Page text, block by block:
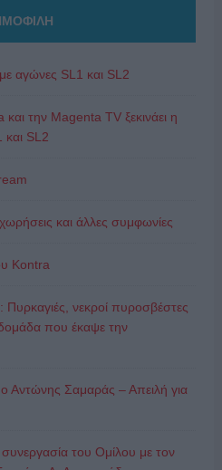
αγώνες SL1 και SL2
την Magenta TV ξεκινάει η
SL2
και άλλες συμφωνίες
Kontra
νεκροί πυροσβέστες
που έκαψε την
Σαμαράς – Απειλή για
του Ομίλου με τον